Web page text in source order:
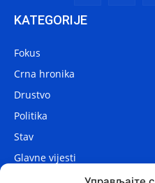
KATEGORIJE
Fokus
Crna hronika
Drustvo
Politika
Stav
Glavne vijesti